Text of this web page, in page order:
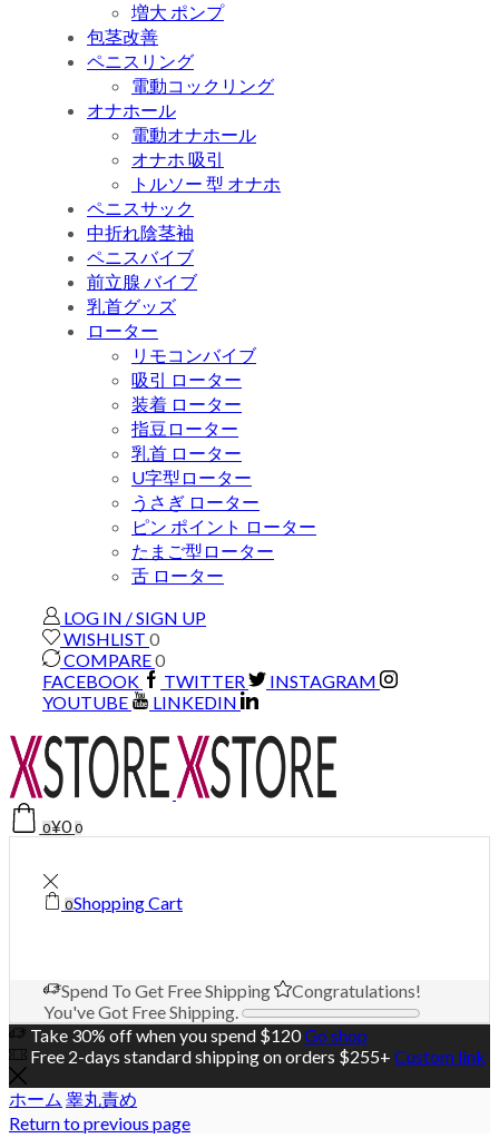
増大 ポンプ
包茎改善
ペニスリング
電動コックリング
オナホール
電動オナホール
オナホ 吸引
トルソー 型 オナホ
ペニスサック
中折れ陰茎袖
ペニスバイブ
前立腺 バイブ
乳首グッズ
ローター
リモコンバイブ
吸引 ローター
装着 ローター
指豆ローター
乳首 ローター
U字型ローター
うさぎ ローター
ピン ポイント ローター
たまご型ローター
舌 ローター
LOG IN / SIGN UP
WISHLIST 0
COMPARE0
FACEBOOK
TWITTER
INSTAGRAM
YOUTUBE
LINKEDIN
0¥0 0
0Shopping Cart
Spend To Get Free Shipping
Congratulations!
You've Got Free Shipping.
Take 30% off when you spend $120Go shop
Free 2-days standard shipping on orders $255+ Custom link
ホーム 睾丸責め
Return to previous page